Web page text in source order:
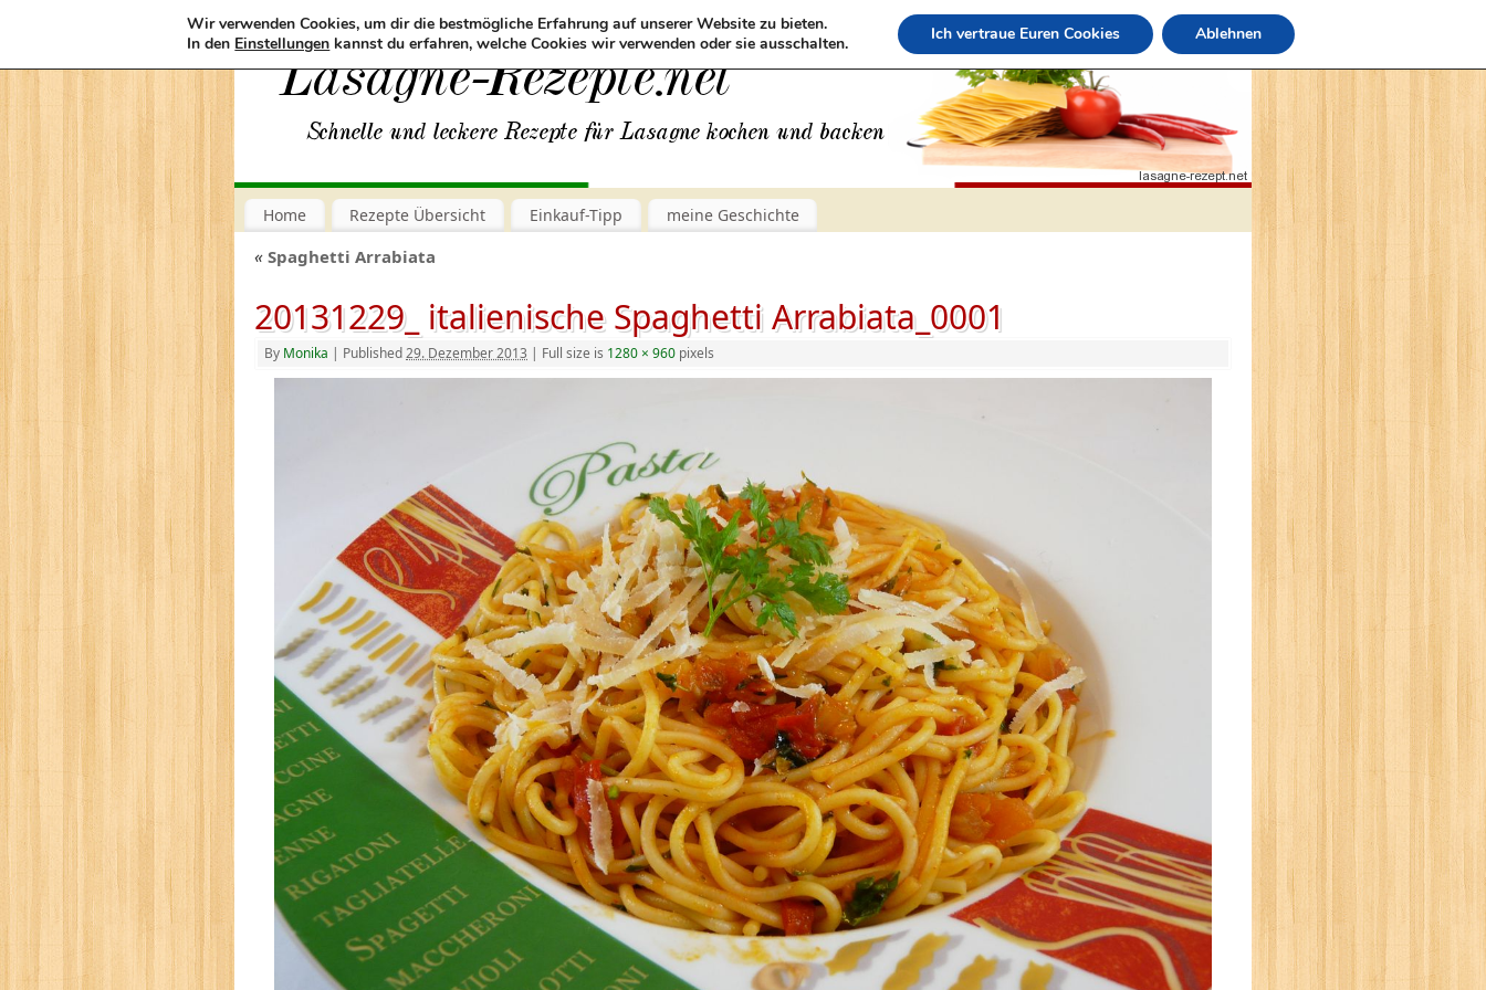
Home Rezepte Übersicht Einkauf-Tipp meine Geschichte
« Spaghetti Arrabiata
20131229_ italienische Spaghetti Arrabiata_0001
By Monika | Published 29. Dezember 2013 | Full size is 1280 × 960 pixels
Wir verwenden Cookies, um dir die bestmögliche Erfahrung auf unserer Website zu bieten.
In den Einstellungen kannst du erfahren, welche Cookies wir verwenden oder sie ausschalten. Ich vertraue Euren Cookies Ablehnen